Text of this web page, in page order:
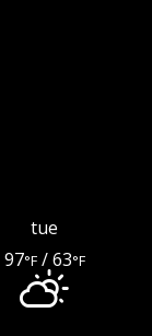
tue
97°F/ 63°F